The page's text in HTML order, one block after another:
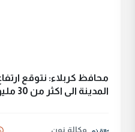
محافظ كربلاء: نتوقع
المدينة الى اكثر من 30 مليون زائر سنويا
وكالة نون